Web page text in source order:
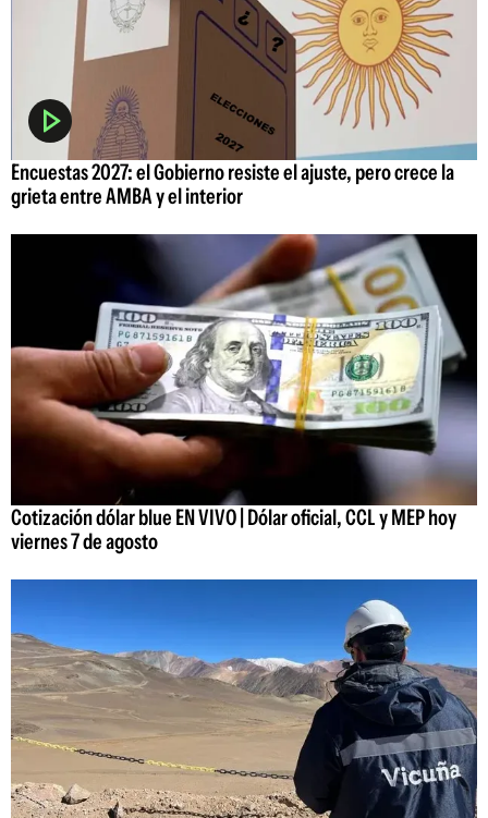
Encuestas 2027: el Gobierno resiste el ajuste, pero crece la
grieta entre AMBA y el interior
Cotización dólar blue EN VIVO | Dólar oficial, CCL y MEP hoy
viernes 7 de agosto